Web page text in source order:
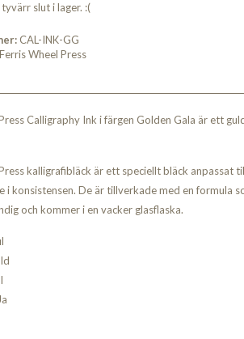
slut i lager. :(
CAL-INK-GG
Ferris Wheel Press
Calligraphy Ink i färgen Golden Gala är ett
kalligrafibläck är ett speciellt bläck anpassat
i konsistensen. De är tillverkade med en formula
och kommer i en vacker glasflaska.
Ja